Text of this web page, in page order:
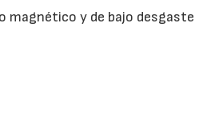
magnético y de bajo desgaste